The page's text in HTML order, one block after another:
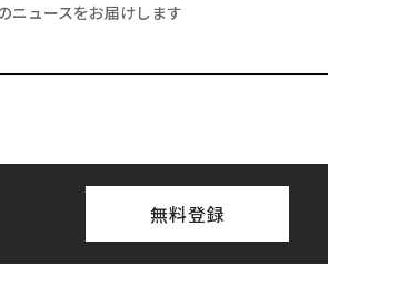
ニュースをお届けします
無料登録